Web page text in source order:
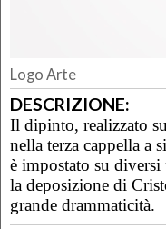
Logo Arte
DESCRIZIONE:
Il dipinto, realizzato
nella terza cappella a
è impostato su
la deposizione di
grande drammaticità.